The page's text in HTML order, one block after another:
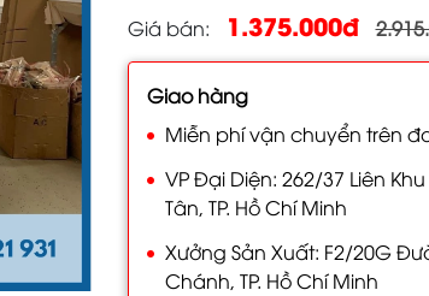
Giá bán
1.375.000đ
Giao hàng
Miễn phí vận chuyển trên
VP Đại Diện: 262/37 Liên
Tân, TP. Hồ Chí Minh
Xưởng Sản Xuất: F2/20G
Chánh, TP. Hồ Chí Minh